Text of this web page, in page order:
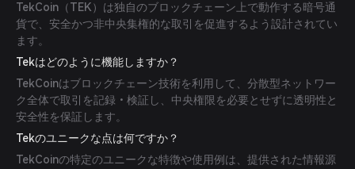
TekCoin（TEK）は独自のブロックチェーン上で動作する暗号通
貨で、安全かつ非中央集権的な取引を促進するよう設計されてい
ます。
Tekはどのように機能しますか？
TekCoinはブロックチェーン技術を利用して、分散型ネットワー
ク全体で取引を記録・検証し、中央権限を必要とせずに透明性と
安全性を保証します。
Tekのユニークな点は何ですか？
TekCoinの特定のユニークな特徴や使用例は、提供された情報源